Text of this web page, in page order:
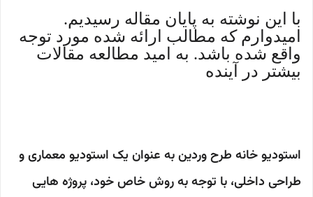
با این نوشته به پایان مقاله رسیدیم.
امیدوارم که مطالب ارائه شده مورد توجه
واقع شده باشد. به امید مطالعه مقالات
بیشتر در آینده
استودیو خانه طرح وردین به عنوان یک استودیو معماری و
طراحی داخلی، با توجه به روش خاص خود، پروژه هایی